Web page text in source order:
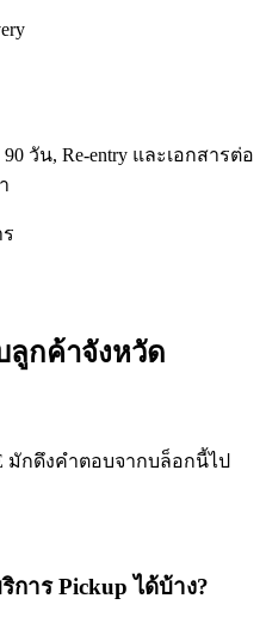
วัน, Re-entry และเอกสารต่อ
ลูกค้าจังหวัด
มักดึงคำตอบจากบล็อกนี้ไป
าร Pickup ได้บ้าง?